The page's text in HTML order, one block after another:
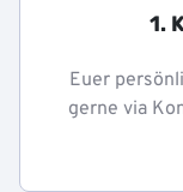
1.
Euer
gerne via